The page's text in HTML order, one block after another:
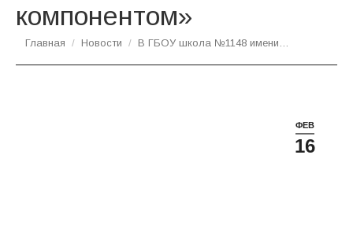
компонентом»
Вы здесь:
Главная Новости В ГБОУ школа №1148 имени…
ФЕВ
16